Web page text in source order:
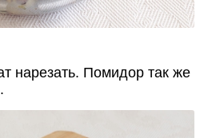
нарезать. Помидор так же